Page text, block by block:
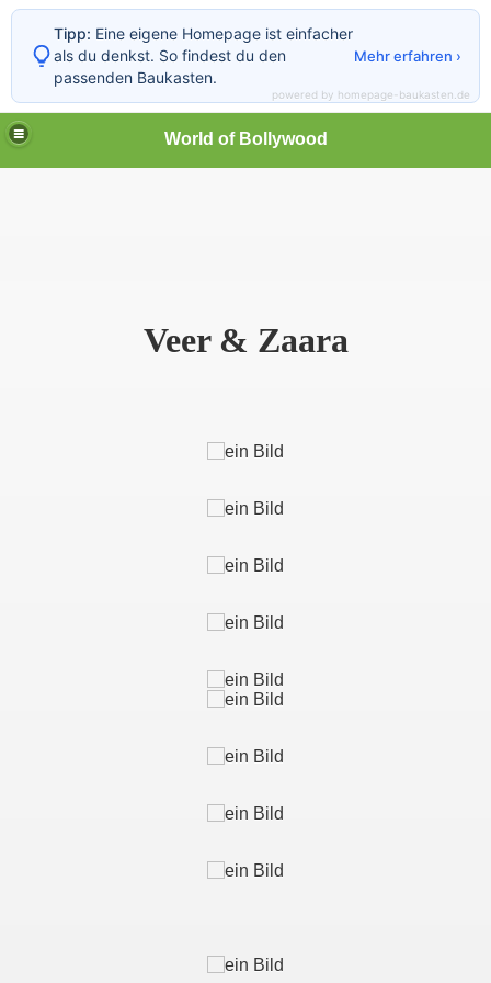
World of Bollywood
Veer & Zaara
Tipp: Eine eigene Homepage ist einfacher
als du denkst. So findest du den
passenden Baukasten.
Mehr erfahren ›
powered by homepage-baukasten.de